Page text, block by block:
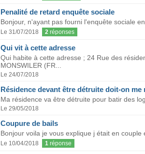
Penalité de retard enquête sociale
Bonjour, n'ayant pas fourni l'enquête sociale
Le 31/07/2018 2réponses
Qui vit à cette adresse
Qui habite à cette adresse ; 24 Rue des
MONSWILER (FR...
Le 24/07/2018
Résidence devant être détruite doit-on me
Ma résidence va être détruite pour batir des
Le 29/05/2018
Coupure de bails
Bonjour voila je vous explique j était en couple
Le 10/04/2018 1réponse